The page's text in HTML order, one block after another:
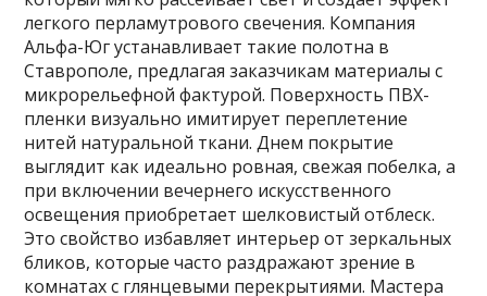
легкого перламутрового свечения. Компания
Альфа-Юг устанавливает такие полотна в
Ставрополе, предлагая заказчикам материалы с
микрорельефной фактурой. Поверхность ПВХ-
пленки визуально имитирует переплетение
нитей натуральной ткани. Днем покрытие
выглядит как идеально ровная, свежая побелка, а
при включении вечернего искусственного
освещения приобретает шелковистый отблеск.
Это свойство избавляет интерьер от зеркальных
бликов, которые часто раздражают зрение в
комнатах с глянцевыми перекрытиями. Мастера